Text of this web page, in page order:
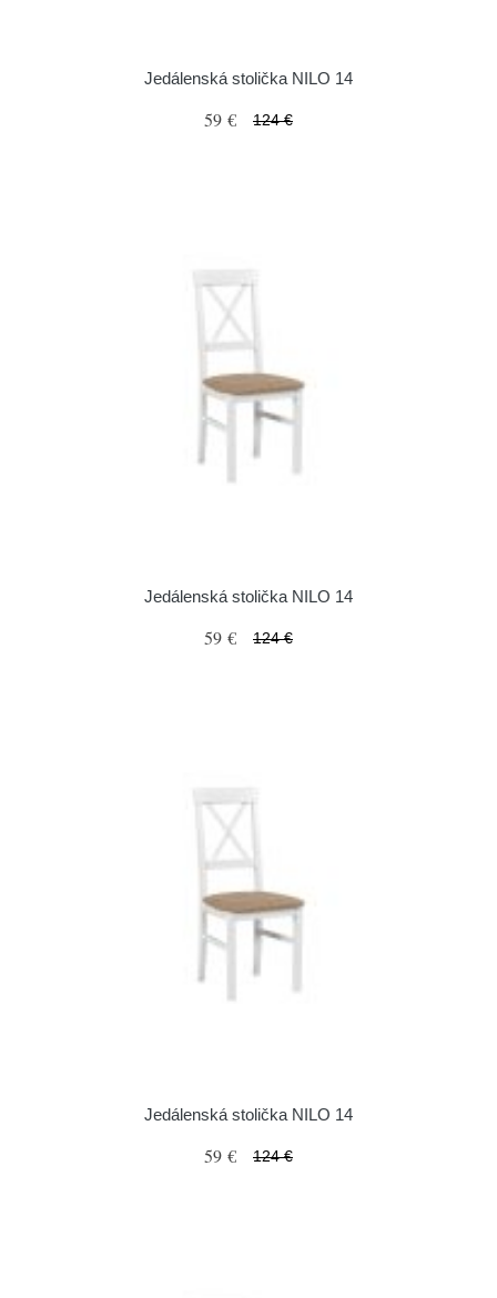
Jedálenská stolička NILO 14
59 € 124 €
Jedálenská stolička NILO 14
59 € 124 €
Jedálenská stolička NILO 14
59 € 124 €